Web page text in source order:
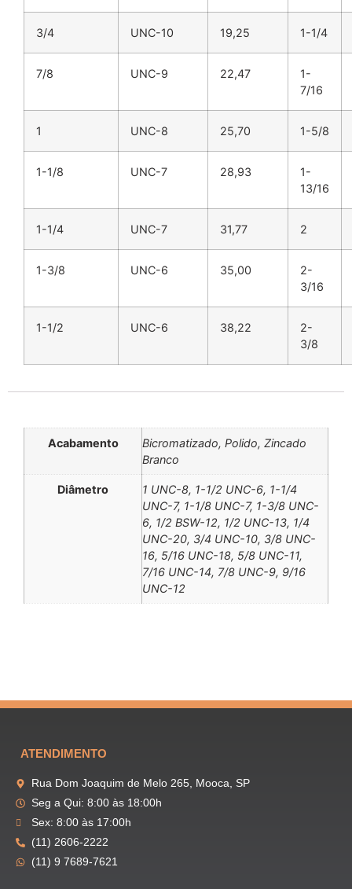
3/4 UNC-10 19,25 1-1/4
7/8 UNC-9 22,47
1-
7/16
1 UNC-8 25,70 1-5/8
1-1/8 UNC-7 28,93
1-
13/16
1-1/4 UNC-7 31,77 2
1-3/8 UNC-6 35,00
2-
3/16
1-1/2 UNC-6 38,22
2-
3/8
Acabamento
Bicromatizado, Polido, Zincado
Branco
Diâmetro
1 UNC-8, 1-1/2 UNC-6, 1-1/4
UNC-7, 1-1/8 UNC-7, 1-3/8 UNC-
6, 1/2 BSW-12, 1/2 UNC-13, 1/4
UNC-20, 3/4 UNC-10, 3/8 UNC-
16, 5/16 UNC-18, 5/8 UNC-11,
7/16 UNC-14, 7/8 UNC-9, 9/16
UNC-12
ATENDIMENTO
Rua Dom Joaquim de Melo 265, Mooca, SP
Seg a Qui: 8:00 às 18:00h
Sex: 8:00 às 17:00h
(11) 2606-2222
(11) 9 7689-7621